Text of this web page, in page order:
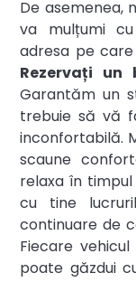
De asemenea,
va mulțumi
adresa pe
Rezervați
Garantăm un
trebuie să vă
inconfortabilă.
scaune
relaxa în
cu tine
continuare de
Fiecare
poate găzdui